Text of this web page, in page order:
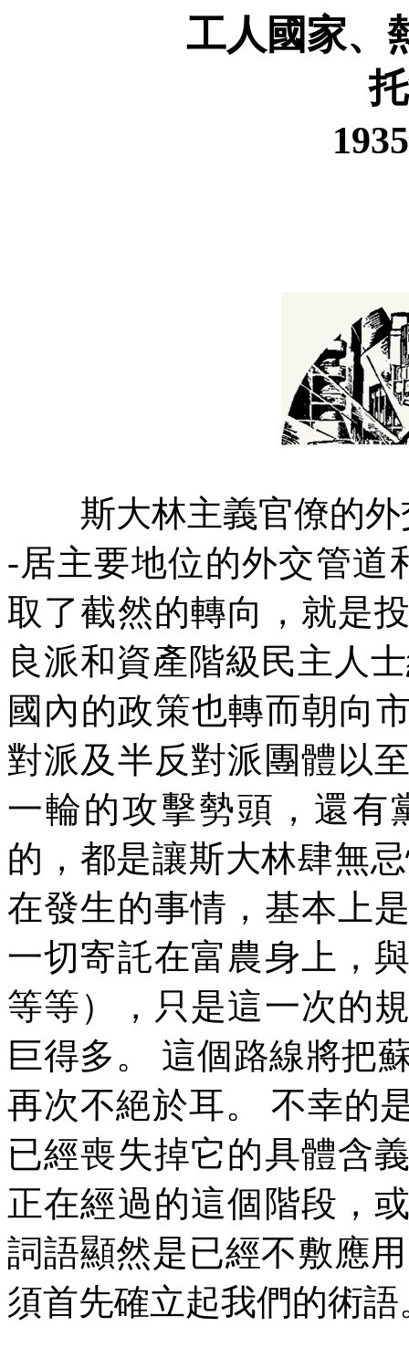
工人國家、
1935
斯大林主義官僚的
-居主要地位的外交管道
取了截然的轉向，就是
良派和資產階級民主人
國內的政策也轉而朝向
對派及半反對派團體以
一輪的攻擊勢頭，還有
的，都是讓斯大林肆無
在發生的事情，基本上
一切寄託在富農身上，
等等），只是這一次的
巨得多。
這個路線將把
再次不絕於耳。
不幸的
已經喪失掉它的具體含
正在經過的這個階段，
詞語顯然是已經不敷應
須首先確立起我們的術語